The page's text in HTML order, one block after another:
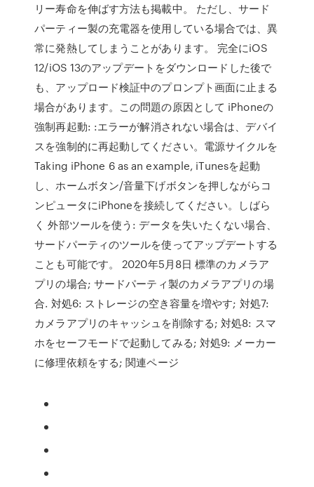
リー寿命を伸ばす方法も掲載中。 ただし、サード
パーティー製の充電器を使用している場合では、異
常に発熱してしまうことがあります。 完全にiOS
12/iOS 13のアップデートをダウンロードした後で
も、アップロード検証中のプロンプト画面に止まる
場合があります。この問題の原因として iPhoneの
強制再起動: :エラーが解消されない場合は、デバイ
スを強制的に再起動してください。電源サイクルを
Taking iPhone 6 as an example, iTunesを起動
し、ホームボタン/音量下げボタンを押しながらコ
ンピュータにiPhoneを接続してください。しばら
く 外部ツールを使う: データを失いたくない場合、
サードパーティのツールを使ってアップデートする
ことも可能です。 2020年5月8日 標準のカメラア
プリの場合; サードパーティ製のカメラアプリの場
合. 対処6: ストレージの空き容量を増やす; 対処7:
カメラアプリのキャッシュを削除する; 対処8: スマ
ホをセーフモードで起動してみる; 対処9: メーカー
に修理依頼をする; 関連ページ